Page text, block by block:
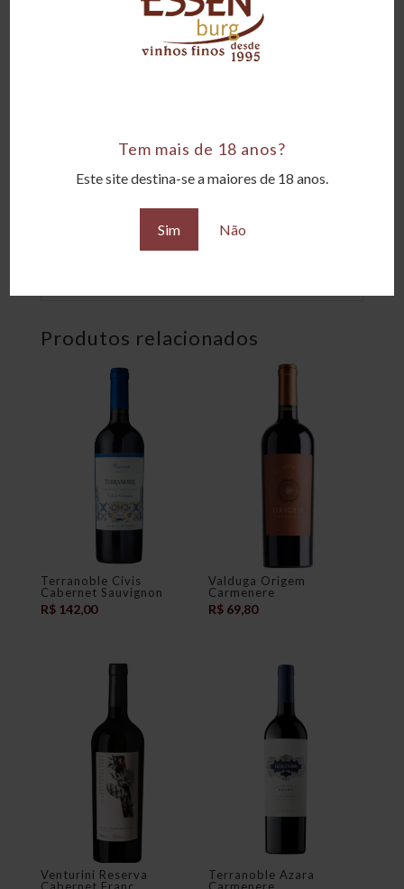
Tem mais de 18 anos?
Este site destina-se a maiores de 18 anos.
Sim Não
14 meses em barricas de carvalho francês e
Encorpado
Teor alcoólico
Produtos relacionados
Terranoble Civis
Cabernet Sauvignon
R$142,00
Valduga Origem
Carmenere
R$ 69,80
Venturini Reserva
Cabernet Franc
Terranoble Azara
Carmenere